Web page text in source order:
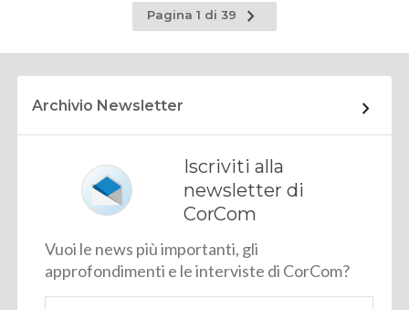
Pagina 1 di 39
Pagina
successiva
Archivio Newsletter
Iscriviti alla
newsletter di
CorCom
Vuoi le news più importanti, gli
approfondimenti e le interviste di CorCom?